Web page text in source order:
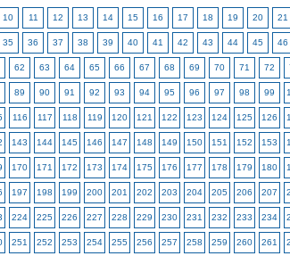
10 11 12 13 14 15 16 17 18 19 20 21
35 36 37 38 39 40 41 42 43 44 45 46
62 63 64 65 66 67 68 69 70 71 72
89 90 91 92 93 94 95 96 97 98 99
116 117 118 119 120 121 122 123 124 125 126
143 144 145 146 147 148 149 150 151 152 153
170 171 172 173 174 175 176 177 178 179 180
197 198 199 200 201 202 203 204 205 206 207
224 225 226 227 228 229 230 231 232 233 234
251 252 253 254 255 256 257 258 259 260 261